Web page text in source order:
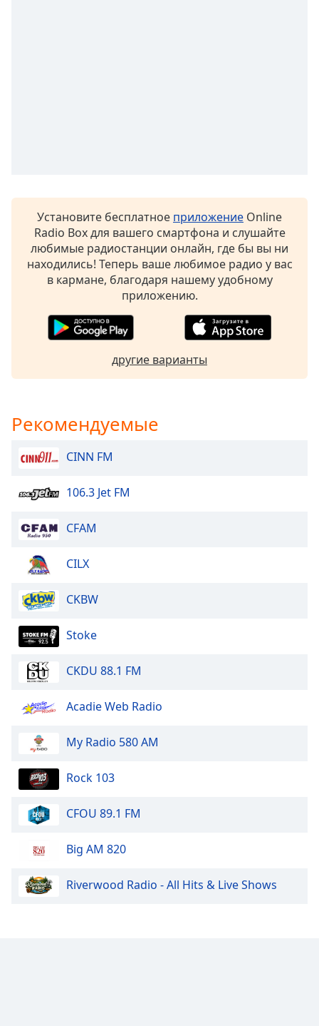
Opacity
Background
Font
Edge
Style
Font
Family
Reset
Modal
dialog
window.
Установите бесплатное приложение Online
Radio Box для вашего смартфона и слушайте
любимые радиостанции онлайн, где бы вы ни
находились! Теперь ваше любимое радио у вас
в кармане, благодаря нашему удобному
приложению.
другие варианты
Рекомендуемые
CINN FM
106.3 Jet FM
CFAM
CILX
CKBW
Stoke
CKDU 88.1 FM
Acadie Web Radio
My Radio 580 AM
Rock 103
CFOU 89.1 FM
Big AM 820
Riverwood Radio - All Hits & Live Shows